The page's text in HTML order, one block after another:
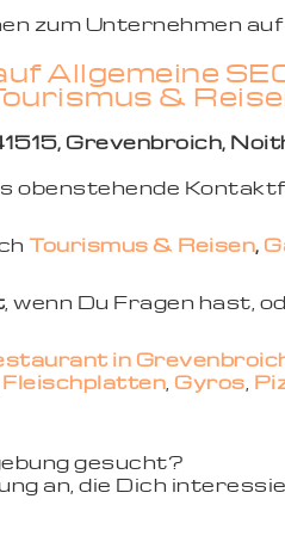
zum Unternehmen
Allgemeine
&
Grevenbroich,
obenstehende
Tourismus & Reisen,
, wenn Du Fragen hast,
in
Fleischplatten, Gyros,
gesucht?
an, die Dich